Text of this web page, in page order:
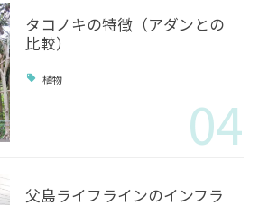
タコノキの特徴（アダンとの
比較）
植物
04
父島ライフラインのインフラ